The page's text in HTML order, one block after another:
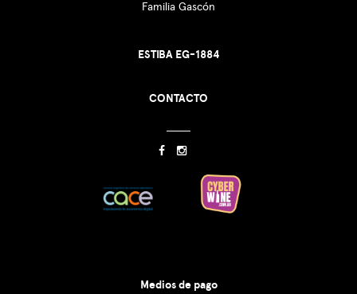
Familia Gascón
ESTIBA EG-1884
CONTACTO
Medios de pago